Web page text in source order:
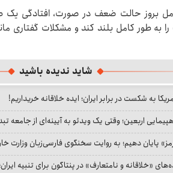
بروز حالت ضعف در صورت، افتادگی
به طور کامل بلند کند و مشکلات گفتاری
شاید ندیده باشید
به شکست در برابر ایران؛ ایده خلاقانه خریداریم!
اربعین؛ وقتی یک ویدئو به آیینه‌ای از جامعه
پایان دهیم؛ به روایت سخنگوی فارسی‌زبان وزارت
«خلاقانه و نامتعارف» در پنتاگون برای تنبیه